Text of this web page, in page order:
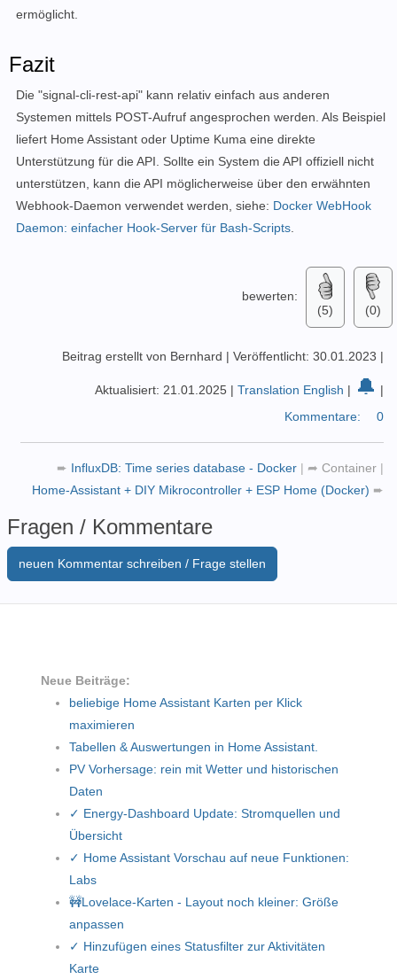
ermöglicht.
Fazit
Die "signal-cli-rest-api" kann relativ einfach aus anderen
Systemen mittels POST-Aufruf angesprochen werden. Als Beispiel
liefert Home Assistant oder Uptime Kuma eine direkte
Unterstützung für die API. Sollte ein System die API offiziell nicht
unterstützen, kann die API möglicherweise über den erwähnten
Webhook-Daemon verwendet werden, siehe: Docker WebHook
Daemon: einfacher Hook-Server für Bash-Scripts
bewerten:
(5)
(0)
Beitrag erstellt von Bernhard | Veröffentlicht: 30.01.2023 |
Aktualisiert: 21.01.2025 | Translation English | 🔔 |
Kommentare:
0
➨ InfluxDB: Time series database - Docker | ➦ Container |
Home-Assistant + DIY Mikrocontroller + ESP Home (Docker) ➨
Fragen / Kommentare
neuen Kommentar schreiben / Frage stellen
Neue Beiträge:
beliebige Home Assistant Karten per Klick
maximieren
Tabellen & Auswertungen in Home Assistant.
PV Vorhersage: rein mit Wetter und historischen
Daten
✓ Energy-Dashboard Update: Stromquellen und
Übersicht
✓ Home Assistant Vorschau auf neue Funktionen:
Labs
🚧Lovelace-Karten - Layout noch kleiner: Größe
anpassen
✓ Hinzufügen eines Statusfilter zur Aktivitäten
Karte